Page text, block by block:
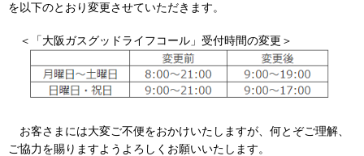
企業情報
業務用・産業用のお客さま
を以下のとおり変更させていただきます。
＜「大阪ガスグッドライフコール」受付時間の変更＞
お客さまには大変ご不便をおかけいたしますが、何とぞご理解、
ご協力を賜りますようよろしくお願いいたします。